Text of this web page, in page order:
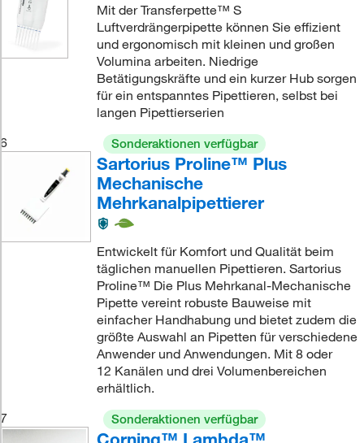
Mit der Transferpette™ S
Luftverdrängerpipette können Sie effizient
und ergonomisch mit kleinen und großen
Volumina arbeiten. Niedrige
Betätigungskräfte und ein kurzer Hub sorgen
für ein entspanntes Pipettieren, selbst bei
langen Pipettierserien
6
Sonderaktionen verfügbar
Sartorius Proline™ Plus
Mechanische
Mehrkanalpipettierer
Entwickelt für Komfort und Qualität beim
täglichen manuellen Pipettieren. Sartorius
Proline™ Die Plus Mehrkanal-Mechanische
Pipette vereint robuste Bauweise mit
einfacher Handhabung und bietet zudem die
größte Auswahl an Pipetten für verschiedene
Anwender und Anwendungen. Mit 8 oder
12 Kanälen und drei Volumenbereichen
erhältlich.
7
Sonderaktionen verfügbar